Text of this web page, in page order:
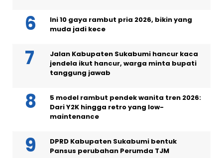
Ini 10 gaya rambut pria 2026, bikin yang
muda jadi kece
Jalan Kabupaten Sukabumi hancur kaca
jendela ikut hancur, warga minta bupati
tanggung jawab
5 model rambut pendek wanita tren 2026:
Dari Y2K hingga retro yang low-
maintenance
DPRD Kabupaten Sukabumi bentuk
Pansus perubahan Perumda TJM